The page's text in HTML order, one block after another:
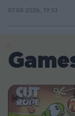
07.08.2026, 19:33